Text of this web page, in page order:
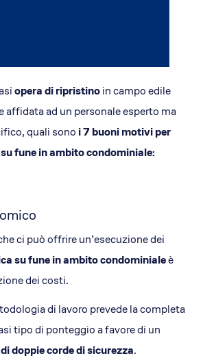
opera di ripristinoin campo edile
affidata ad un personale esperto ma
quali sono i 7 buoni motivi per
fune in ambito condominiale:
ci può offrire un’esecuzione dei
su fune in ambito condominialeè
dei costi.
di lavoro prevede la completa
tipo di ponteggio a favore di un
doppie corde di sicurezza.